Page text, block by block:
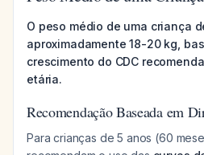
O peso médio de uma criança
aproximadamente 18-20 kg,
crescimento do CDC
etária.
Recomendação Baseada em
Para crianças de 5 anos (60